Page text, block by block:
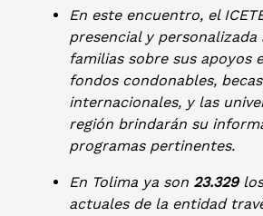
En este encuentro, el
presencial y personalizada
familias sobre sus apoyos
fondos condonables,
internacionales, y las
región brindarán su
programas pertinentes.
En Tolima ya son 23.329
actuales de la entidad